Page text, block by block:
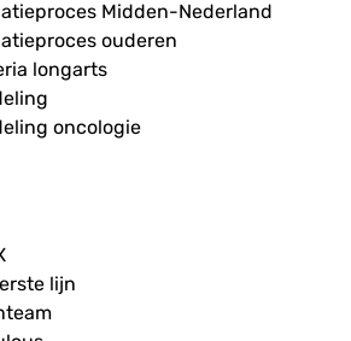
Midden-Nederland
ouderen
longarts
oncologie
lijn